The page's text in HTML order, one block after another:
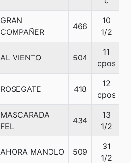
GRAN
COMPAÑER
466
10
1/2
AL VIENTO 504
11
cpos
ROSEGATE 418
12
cpos
MASCARADA
FEL
434
13
1/2
AHORA MANOLO 509
31
1/2